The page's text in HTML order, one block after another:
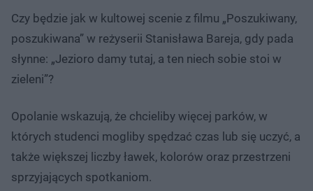
Czy będzie jak w kultowej scenie z filmu „Poszukiwany,
poszukiwana” w reżyserii Stanisława Bareja, gdy pada
słynne: „Jezioro damy tutaj, a ten niech sobie stoi w
zieleni”?
Opolanie wskazują, że chcieliby więcej parków, w
których studenci mogliby spędzać czas lub się uczyć, a
także większej liczby ławek, kolorów oraz przestrzeni
sprzyjających spotkaniom.